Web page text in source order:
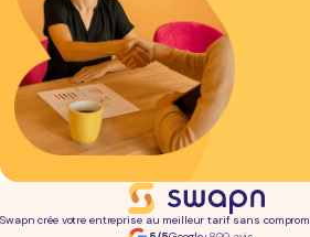
Swapn crée votre entreprise au meilleur tarif sans